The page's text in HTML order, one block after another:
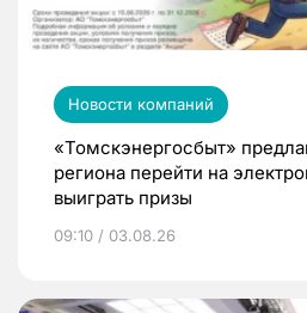
Новости компаний
«Томскэнергосбыт»
региона перейти на
выиграть призы
09:10 / 03.08.26